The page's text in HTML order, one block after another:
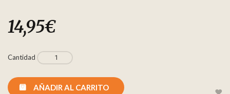
14,95€
Cantidad
AÑADIR AL CARRITO